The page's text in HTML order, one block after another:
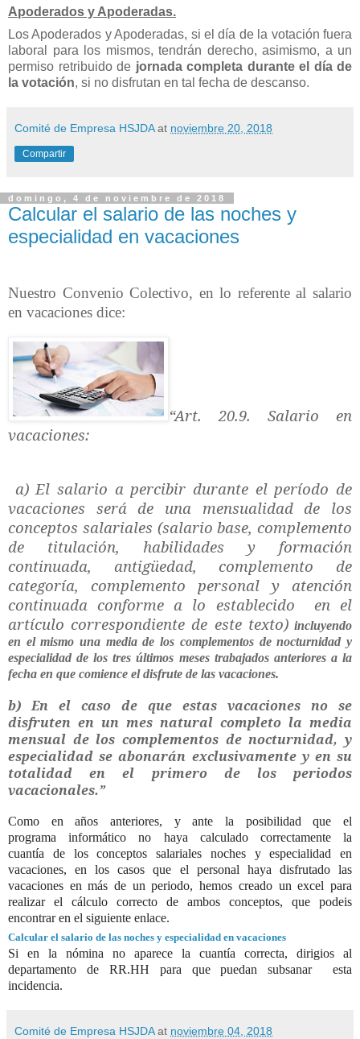
Apoderados y Apoderadas.
Los Apoderados y Apoderadas, si el día de la votación fuera
laboral para los mismos, tendrán derecho, asimismo, a un
permiso retribuido de jornada completa durante el día de
la votación, si no disfrutan en tal fecha de descanso.
Comité de Empresa HSJDA at noviembre 20, 2018
Compartir
domingo, 4 de noviembre de 2018
Calcular el salario de las noches y
especialidad en vacaciones
Nuestro Convenio Colectivo, en lo referente al salario
en vacaciones dice:
“Art. 20.9. Salario en
vacaciones:
a) El salario a percibir durante el período de
vacaciones será de una mensualidad de los
conceptos salariales (salario base, complemento
de titulación, habilidades y formación
continuada, antigüedad, complemento de
categoría, complemento personal y atención
continuada conforme a lo establecido en el
artículo correspondiente de este texto) incluyendo
en el mismo una media de los complementos de nocturnidad y
especialidad de los tres últimos meses trabajados anteriores a la
fecha en que comience el disfrute de las vacaciones.
b) En el caso de que estas vacaciones no se
disfruten en un mes natural completo la media
mensual de los complementos de nocturnidad, y
especialidad se abonarán exclusivamente y en su
totalidad en el primero de los periodos
vacacionales.”
Como en años anteriores, y ante la posibilidad que el
programainformático no haya calculado correctamente la
cuantía de los conceptos salariales noches y especialidad en
vacaciones, en los casos que el personal haya disfrutado las
vacaciones en más de un periodo, hemos creadoun excel para
realizar el cálculo correcto de ambos conceptos, que podeis
encontrar en el siguiente enlace.
Calcular el salario de las noches y especialidad en vacaciones
Si en la nómina no aparece la cuantía correcta, dirigios al
departamento de RR.HH para que puedan subsanar esta
incidencia.
Comité de Empresa HSJDA at noviembre 04, 2018